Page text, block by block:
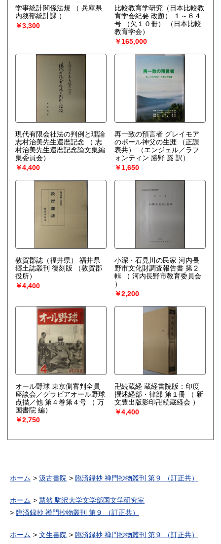
学事統計関係法規
（ 兵庫県
内務部統計課 ）
￥3,300
比較教育学研究（日本比較教
育学会紀要 改題） １～６４
号 （欠１０冊）
（日本比較
教育学会）
￥165,000
現代有限会社法の判例と理論
志村治美先生還暦記念
（ 志
村治美先生還暦記念論文集編
集委員会）
￥4,400
再一致の預言者 グレイモア
のポール神父の生涯 （正誤
表共）
（エンジェル／ラフ
ォンティン 勝野 巌 訳）
￥1,650
敦賀郡誌（福井県） 福井県
郷土誌叢刊 復刻版
（敦賀郡
役所）
￥4,400
小深・石見川の民家 河内長
野市文化財調査報告書 第２
輯
（ 河内長野市教育委員会
）
￥2,200
オール野球 東京側審判全員
座談会／グラビアオール野球
点描／他 第４巻第４号
（ 万
国書院 編）
￥2,750
卍続蔵経 蔵経書院版：印度
撰述経部・律部 第１冊
（ 新
文豊出版影印卍続蔵経会 ）
￥4,400
ホーム 汲古書院 臨済録抄 禅門抄物叢刊 第９ （訂正共）
ホーム
慧然 駒沢大学文学部国文学研究室
臨済録抄 禅門抄物叢刊 第９ （訂正共）
ホーム 文生書院 臨済録抄 禅門抄物叢刊 第９ （訂正共）